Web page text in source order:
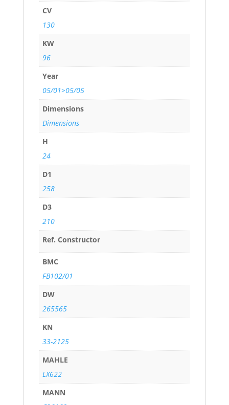
CV
130
KW
96
Year
05/01>05/05
Dimensions
Dimensions
H
24
D1
258
D3
210
Ref. Constructor
BMC
FB102/01
DW
265565
KN
33-2125
MAHLE
LX622
MANN